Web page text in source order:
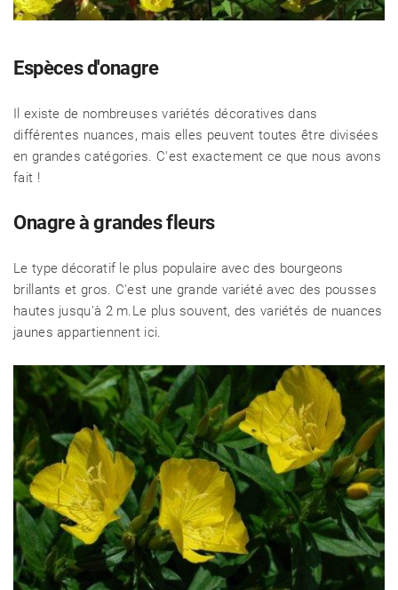
Espèces d'onagre
Il existe de nombreuses variétés décoratives dans
différentes nuances, mais elles peuvent toutes être divisées
en grandes catégories. C'est exactement ce que nous avons
fait !
Onagre à grandes fleurs
Le type décoratif le plus populaire avec des bourgeons
brillants et gros. C'est une grande variété avec des pousses
hautes jusqu'à 2 m.Le plus souvent, des variétés de nuances
jaunes appartiennent ici.